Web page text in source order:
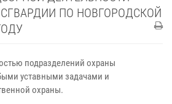
ПО НОВГОРОДСКОЙ
подразделений охраны
уставными задачами и
охраны.